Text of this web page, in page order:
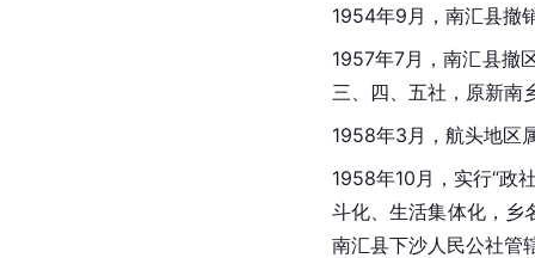
1954年9月，南汇县撤
1957年7月，南汇县撤
三、四、五社，原新南
1958年3月，航头地区
1958年10月，实行“政
斗化、生活集体化，乡
南汇县下沙人民公社管